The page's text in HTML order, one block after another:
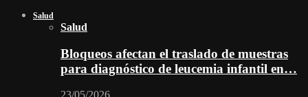
Salud
Salud
Bloqueos afectan el traslado de muestras
para diagnóstico de leucemia infantil en…